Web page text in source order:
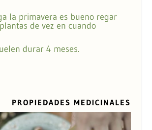
la primavera es bueno regar
de vez en cuando
durar 4 meses.
PROPIEDADES MEDICINALES